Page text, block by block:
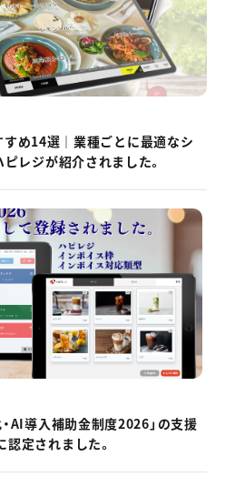
め14選｜業種ごとに最適なシ
ピレジが紹介されました。
AI導入補助金制度2026」の支援
定されました。